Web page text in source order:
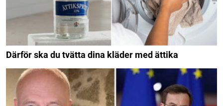
Därför ska du tvätta dina kläder med ättika